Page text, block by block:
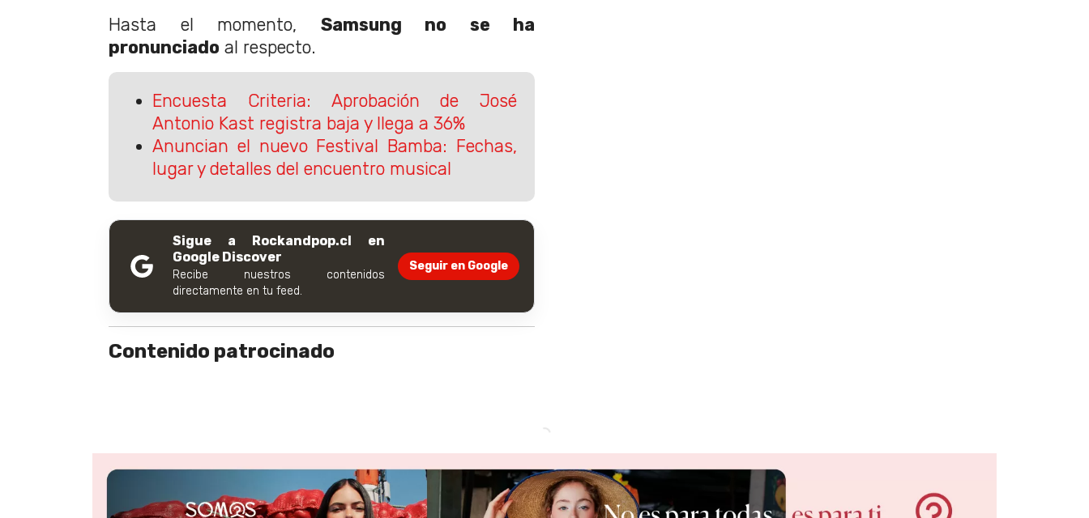
Hasta el momento, Samsung no se ha
pronunciado al respecto.
Encuesta Criteria: Aprobación de José
Antonio Kast registra baja y llega a 36%
Anuncian el nuevo Festival Bamba: Fechas,
lugar y detalles del encuentro musical
Sigue a Rockandpop.cl en
Google Discover
Recibe nuestros contenidos
directamente en tu feed.
Seguir en Google
Contenido patrocinado